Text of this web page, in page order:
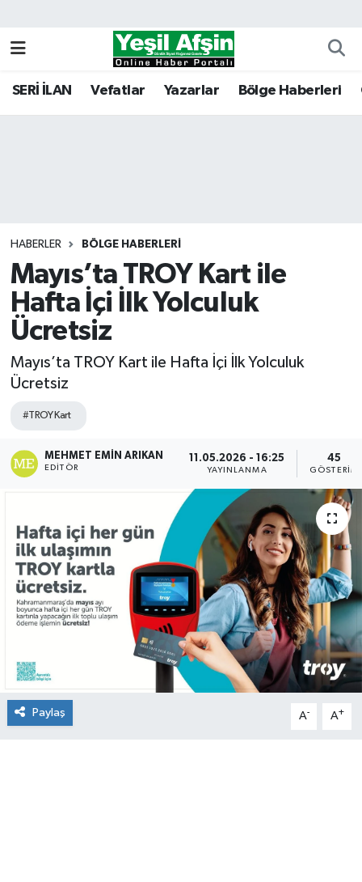
SERİ İLAN Vefatlar Yazarlar Bölge Haberleri
HABERLER BÖLGE HABERLERI
Mayıs’ta TROY Kart ile
Hafta İçi İlk Yolculuk
Ücretsiz
Mayıs’ta TROY Kart ile Hafta İçi İlk Yolculuk
Ücretsiz
#TROY Kart
MEHMET EMIN ARIKAN
EDITÖR
11.05.2026 - 16:25
YAYINLANMA
45
GÖSTERIM
Paylaş A- A+
Kahramanmaraş Nöbetçi Eczaneler
Tüm Manşetler
Son Dakika Haberleri